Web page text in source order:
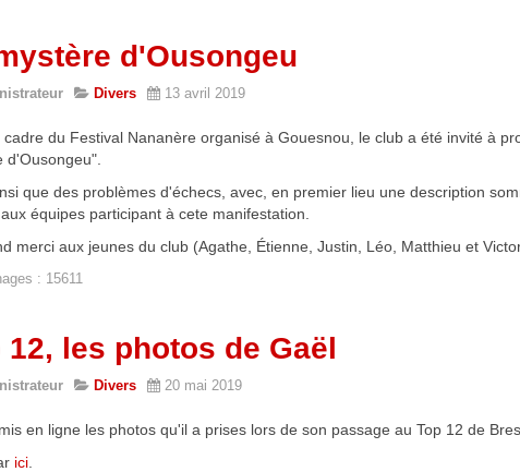
d'Ousongeu
Divers 13 avril 2019
cadre du Festival Nananère organisé à Gouesnou, le club a été invité à
d'Ousongeu".
que des problèmes d'échecs, avec, en premier lieu une description
équipes participant à cete manifestation.
merci aux jeunes du club (Agathe, Étienne, Justin, Léo, Matthieu et
: 15611
12, les photos de Gaël
Divers 20 mai 2019
en ligne les photos qu'il a prises lors de son passage au Top 12 de
ici